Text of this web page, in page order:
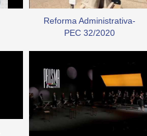
Reforma Administrativa-
PEC 32/2020